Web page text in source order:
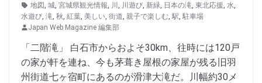
地図, 城, 宮城県観光情報, 川 , 川遊び, 新緑, 日本の滝, 東北応援, 水,
水遊び, 滝, 秋, 紅葉, 美しい, 街道, 親子で楽しむ, 駅, 駐車場
Japan Web Magazine 編集部
「二階滝」 白石市からおよそ30km、往時には120戸
の家が軒を連ね、今も茅葺き屋根の家屋が残る旧羽
州街道七ヶ宿町にあるのが滑津大滝だ。川幅約30メ